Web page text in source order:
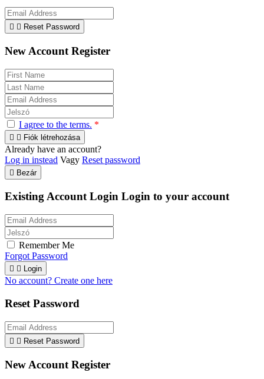
  Reset Password
New Account Register
I agree to the terms. *
  Fiók létrehozása
Already have an account?
Log in instead Vagy Reset password
 Bezár
Existing Account Login Login to your account
Remember Me
Forgot Password
  Login
No account? Create one here
Reset Password
  Reset Password
New Account Register